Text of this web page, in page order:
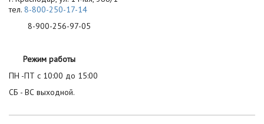
тел. 8-800-250-17-14
8-900-256-97-05
Режим работы
ПН -ПТ с 10:00 до 15:00
СБ - ВС выходной.